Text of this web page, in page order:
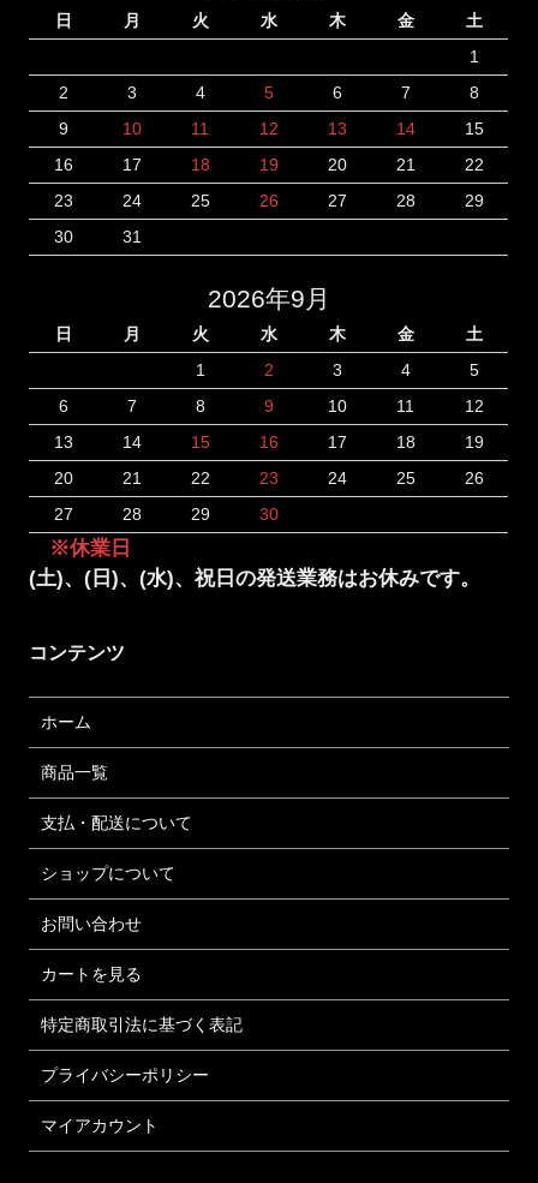
日 月 火 水 木 金
土
1
2
3 4 5 6 7
8
9
10 11 12 13 14
15
16
17 18 19 20 21
22
23
24 25 26 27 28
29
30
31
2026年9月
日 月 火 水 木 金
土
1
2 3 4
5
6
7 8 9 10 11
12
13
14 15 16 17 18
19
20
21 22 23 24 25
26
27
28 29 30
※休業日
(土)、(日)、(水)、祝日の発送業務はお休みです。
コンテンツ
ホーム
商品一覧
支払・配送について
ショップについて
お問い合わせ
カートを見る
特定商取引法に基づく表記
プライバシーポリシー
マイアカウント